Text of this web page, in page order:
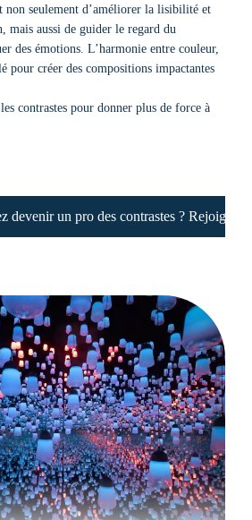
non seulement d’améliorer la lisibilité et
mais aussi de guider le regard du
des émotions. L’harmonie entre couleur,
pour créer des compositions impactantes
contrastes pour donner plus de force à
devenir un pro des contrastes ? Rejoignez